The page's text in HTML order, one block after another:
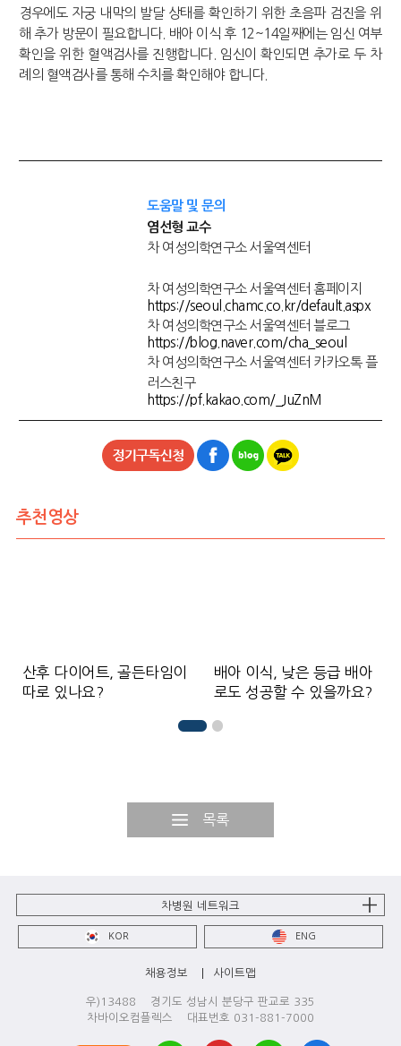
경우에도 자궁 내막의 발달 상태를 확인하기 위한 초음파 검진을 위
해 추가 방문이 필요합니다. 배아 이식 후 12~14일째에는 임신 여부
확인을 위한 혈액검사를 진행합니다. 임신이 확인되면 추가로 두 차
례의 혈액검사를 통해 수치를 확인해야 합니다.
도움말 및 문의
염선형 교수
차 여성의학연구소 서울역센터
차 여성의학연구소 서울역센터 홈페이지
https://seoul.chamc.co.kr/default.aspx
차 여성의학연구소 서울역센터 블로그
https://blog.naver.com/cha_seoul
차 여성의학연구소 서울역센터 카카오톡 플
러스친구
https://pf.kakao.com/_JuZnM
추천영상
산후 다이어트, 골든타임이
따로 있나요?
배아 이식, 낮은 등급 배아
로도 성공할 수 있을까요?
목록
차병원 네트워크
KOR ENG
채용정보 사이트맵
우)13488 경기도 성남시 분당구 판교로 335
차바이오컴플렉스 대표번호 031-881-7000